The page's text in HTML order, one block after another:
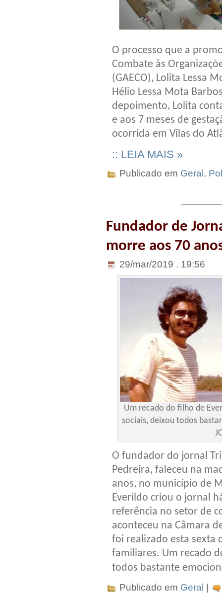
O processo que a
Combate às
(GAECO), Lolita Lessa
Hélio Lessa Mota
depoimento, Lolita
e aos 7 meses de
ocorrida em Vilas do
:: LEIA MAIS »
Publicado em Geral ,
Fundador de
morre aos 70
29/mar/2019 . 19:56
Um recado do filho de
sociais, deixou todos
O fundador do jornal
Pedreira, faleceu na
anos, no município de
Everildo criou o jornal
referência no setor de
aconteceu na Câmara
foi realizado esta sexta
familiares. Um recado
todos bastante
Publicado em Geral |